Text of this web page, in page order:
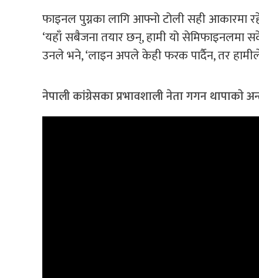
फाइनल पुग्नका लागि आफ्नो टोली सही आकारमा
‘यहाँ सबैजना तयार छन्, हामी यो सेमिफाइनलमा
उनले भने, ‘लाइन अपले केही फरक पार्दैन, तर
नेपाली कांग्रेसका प्रभावशाली नेता गगन थापाकाे